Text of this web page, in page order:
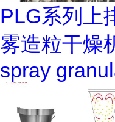
PLG系列上
雾造粒干燥
spray